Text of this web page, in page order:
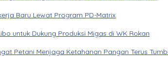
Baru Lewat Program PD-Matrix
untuk Dukung Produksi Migas di WK Rokan
Petani Menjaga Ketahanan Pangan Terus